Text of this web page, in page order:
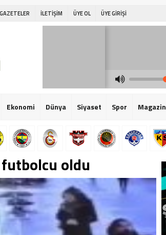
GAZETELER İLETİŞİM ÜYE OL ÜYE GİRİŞİ
Ekonomi Dünya Siyaset Spor Magazin
oldu